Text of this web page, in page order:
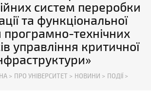
систем переробки
та функціональної
програмно-технічних
управління критичної
> ПРО УНІВЕРСИТЕТ > НОВИНИ > ПОДІЇ >